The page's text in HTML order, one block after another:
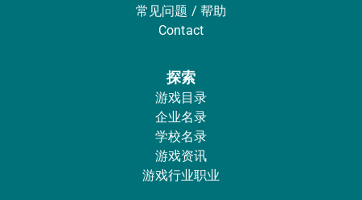
常见问题 / 帮助
Contact
探索
游戏目录
企业名录
学校名录
游戏资讯
游戏行业职业